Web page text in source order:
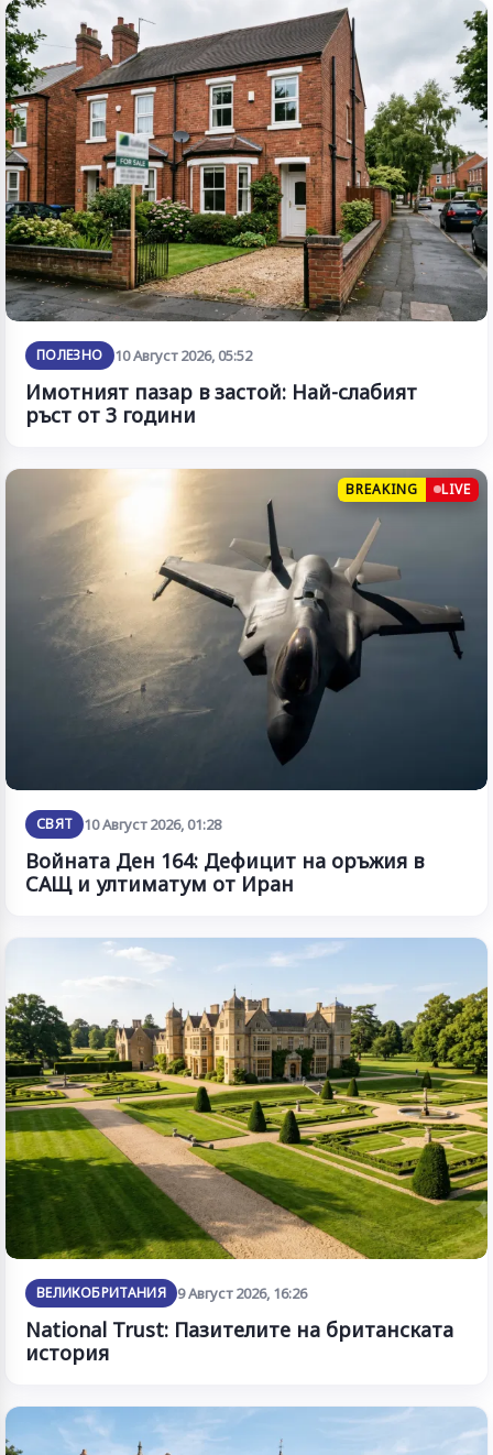
ПОЛЕЗНО 10 Август 2026, 05:52
Имотният пазар в застой: Най-слабият
ръст от 3 години
BREAKING LIVE
СВЯТ 10 Август 2026, 01:28
Войната Ден 164: Дефицит на оръжия в
САЩ и ултиматум от Иран
ВЕЛИКОБРИТАНИЯ 9 Август 2026, 16:26
National Trust: Пазителите на британската
история